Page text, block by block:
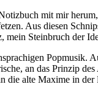
mit mir
Aus diesen
mein Steinbruch der
Popmusik.
an das Prinzip
die alte Maxime in